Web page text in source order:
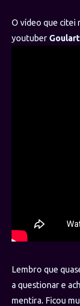
O vídeo que citei
youtuber
Lembro que
a questionar e
mentira. Ficou